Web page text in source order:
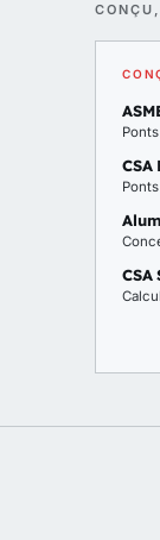
CSA
CSA